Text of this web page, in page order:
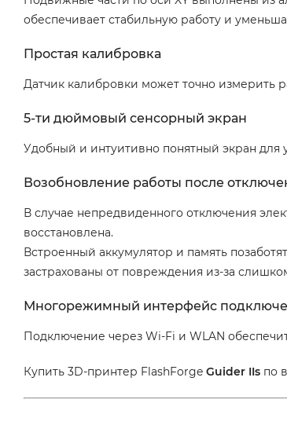
обеспечивает стабильную работу и
Простая калибровка
Датчик калибровки может точно измерить
5-ти дюймовый сенсорный экран
Удобный и интуитивно понятный экран для
Возобновление работы после
В случае непредвиденного отключения
восстановлена.
Встроенный аккумулятор и память
застрахованы от повреждения из-за
Многорежимный интерфейс
Подключение через Wi-Fi и WLAN
Купить 3D-принтер FlashForge Guider IIs по